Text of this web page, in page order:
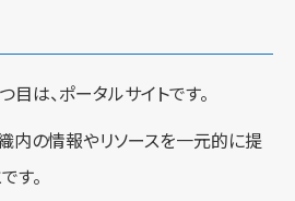
は、ポータルサイトです。
内の情報やリソースを一元的に提
す。